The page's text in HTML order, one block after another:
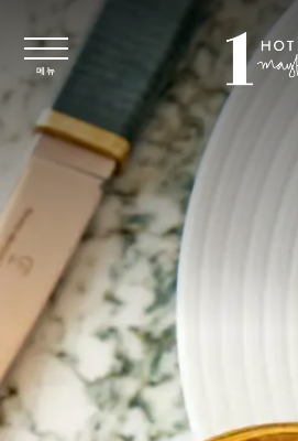
주요 콘텐츠로 건너뛰기
메뉴